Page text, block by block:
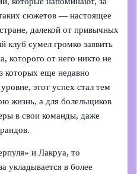
сюжетов — настоящее
далекой от привычных
клуб сумел громко заявить
которого от него никто не
которых еще недавно
этот успех стал тем
жизнь, а для болельщиков
в свои команды, даже
и Лакруа, то
укладывается в более